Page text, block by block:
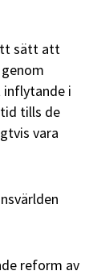
sätt att
i
tills de
vara
reform av